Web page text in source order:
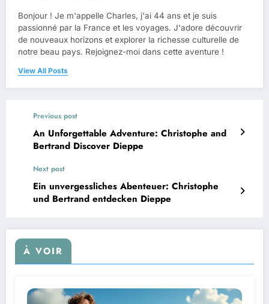
Bonjour ! Je m'appelle Charles, j'ai 44 ans et je suis
passionné par la France et les voyages. J'adore découvrir
de nouveaux horizons et explorer la richesse culturelle de
notre beau pays. Rejoignez-moi dans cette aventure !
View All Posts
Previous post
An Unforgettable Adventure: Christophe and
Bertrand Discover Dieppe
Next post
Ein unvergessliches Abenteuer: Christophe
und Bertrand entdecken Dieppe
À VOIR